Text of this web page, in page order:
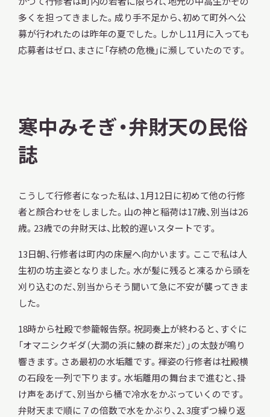
多くを担ってきました。成り手不足から、初めて町外へ公
募が行われたのは昨年の夏でした。しかし11月に入っても
応募者はゼロ、まさに「存続の危機」に瀕していたのです。
寒中みそぎ・弁財天の民俗
誌
こうして行修者になった私は、1月12日に初めて他の行修
者と顔合わせをしました。山の神と稲荷は17歳、別当は26
歳。23歳での弁財天は、比較的遅いスタートです。
13日朝、行修者は町内の床屋へ向かいます。ここで私は人
生初の坊主姿となりました。水が髪に残ると凍るから頭を
刈り込むのだ、別当からそう聞いて急に不安が襲ってきま
した。
18時から社殿で参籠報告祭。祝詞奏上が終わると、すぐに
「オマニシクギダ（大澗の浜に鰊の群来だ）」の太鼓が鳴り
響きます。さあ最初の水垢離です。褌姿の行修者は社殿横
の石段を一列で下ります。水垢離用の舞台まで進むと、掛
け声をあげて、別当から桶で冷水をかぶっていくのです。
弁財天まで順に７の倍数で水をかぶり、2、3度ずつ繰り返